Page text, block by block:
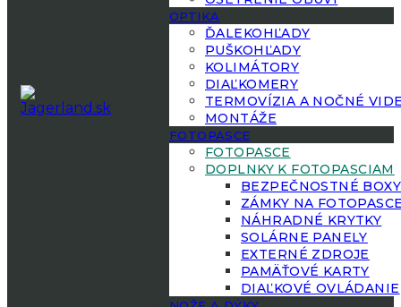
OPTIKA
ĎALEKOHĽADY
PUŠKOHĽADY
KOLIMÁTORY
DIAĽKOMERY
TERMOVÍZIA A NOČNÉ
MONTÁŽE
FOTOPASCE
FOTOPASCE
DOPLNKY K FOTOPASCIAM
BEZPEČNOSTNÉ BOXY
ZÁMKY NA
NÁHRADNÉ KRYTKY
SOLÁRNE PANELY
EXTERNÉ ZDROJE
PAMÄŤOVÉ KARTY
DIAĽKOVÉ OVLÁDANIE